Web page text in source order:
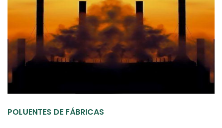
POLUENTES DE FÁBRICAS